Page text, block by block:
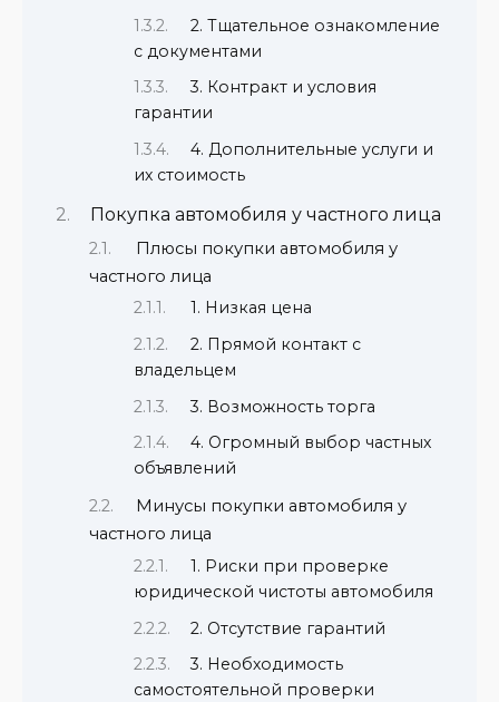
2. Тщательное ознакомление
с документами
3. Контракт и условия
гарантии
4. Дополнительные услуги и
их стоимость
Покупка автомобиля у частного лица
Плюсы покупки автомобиля у
частного лица
1. Низкая цена
2. Прямой контакт с
владельцем
3. Возможность торга
4. Огромный выбор частных
объявлений
Минусы покупки автомобиля у
частного лица
1. Риски при проверке
юридической чистоты автомобиля
2. Отсутствие гарантий
3. Необходимость
самостоятельной проверки